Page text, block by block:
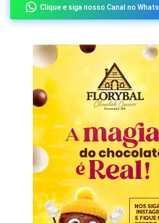
Clique e siga nosso Canal no Whats